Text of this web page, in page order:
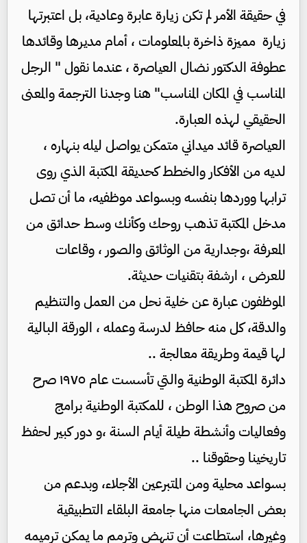
في حقيقة الأمر لم تكن زيارة عابرة وعادية، بل اعتبرتها
زيارة مميزة ذاخرة بالمعلومات ، أمام مديرها وقائدها
عطوفة الدكتور نضال العياصرة ، عندما نقول " الرجل
المناسب في المكان المناسب" هنا وجدنا الترجمة والمعنى
الحقيقي لهذه العبارة.
العياصرة قائد ميداني متمكن يواصل ليله بنهاره ،
لديه من الأفكار والخطط كحديقة المكتبة الذي روى
ترابها ووردها بنفسه وبسواعد موظفيه، ما أن تصل
مدخل المكتبة تذهب روحك وكأنك وسط حدائق من
المعرفة ،وجدارية من الوثائق والصور ، وقاعات
للعرض ، ارشفة بتقنيات حديثة.
الموظفون عبارة عن خلية نحل من العمل والتنظيم
والدقة، كل منه حافظ لدرسة وعمله ، الورقة البالية
لها قيمة وطريقة معالجة ..
دائرة المكتبة الوطنية والتي تأسست عام ١٩٧٥ صرح
من صروح هذا الوطن ، للمكتبة الوطنية برامج
وفعاليات وأنشطة طيلة أيام السنة ،و دور كبير لحفظ
تاريخينا وحقوقنا ..
بسواعد محلية ومن المتبرعين الأجلاء، وبدعم من
بعض الجامعات منها جامعة البلقاء التطبيقية
وغيرها، استطاعت أن تنهض وترمم ما يمكن ترميمه